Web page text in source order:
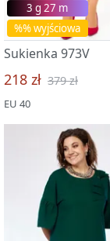
%% wyjściowa
3 g 27 m
Sukienka 973V
218 zł 379 zł
EU 40